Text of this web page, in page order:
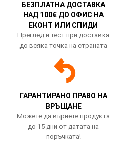
БЕЗПЛАТНА ДОСТАВКА
НАД 100€ ДО ОФИС НА
ЕКОНТ ИЛИ СПИДИ
Преглед и тест при доставка
до всяка точка на страната
ГАРАНТИРАНО ПРАВО НА
ВРЪЩАНЕ
Можете да върнете продукта
до 15 дни от датата на
поръчката!